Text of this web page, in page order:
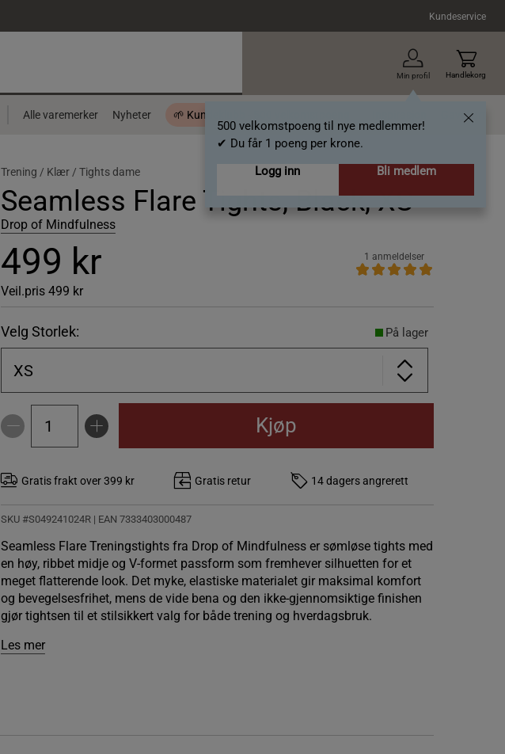
Kundeservice
Min profil
500 velkomstpoeng til nye medlemmer!
✔ Du får 1 poeng per krone.
Logg inn
Bli medlem
Handlekorg
Alle varemerker Nyheter 🌱 Kundeklubb - 500 velkomstpoeng Gavekort
Trening / Klær / Tights dame
Seamless Flare Tights, Black, XS
Drop of Mindfulness
499 kr
Veil.pris 499 kr
1 anmeldelser
Velg Storlek: På lager
XS
Kjøp
Gratis frakt over 399 kr Gratis retur 14 dagers angrerett
SKU #S049241024R | EAN 7333403000487
Seamless Flare Treningstights fra Drop of Mindfulness er sømløse tights med
en høy, ribbet midje og V-formet passform som fremhever silhuetten for et
meget flatterende look. Det myke, elastiske materialet gir maksimal komfort
og bevegelsesfrihet, mens de vide bena og den ikke-gjennomsiktige finishen
gjør tightsen til et stilsikkert valg for både trening og hverdagsbruk.
Les mer